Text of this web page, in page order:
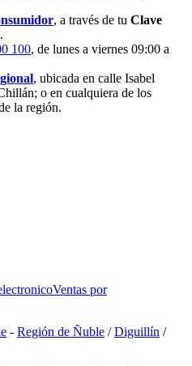
, a través de tu Clave
.
100, de lunes a viernes 09:00 a
, ubicada en calle Isabel
o en cualquiera de los
la región.
Ventas por
- Región de Ñuble /Diguillín /